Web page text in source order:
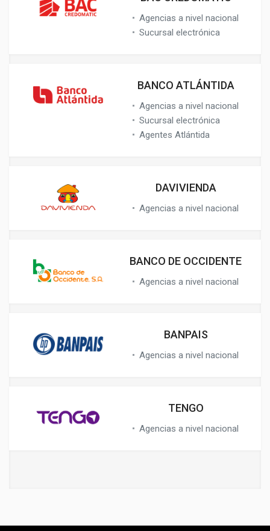
Agencias a nivel nacional
Sucursal electrónica
BANCO ATLÁNTIDA
Agencias a nivel nacional
Sucursal electrónica
Agentes Atlántida
DAVIVIENDA
Agencias a nivel nacional
BANCO DE OCCIDENTE
Agencias a nivel nacional
BANPAIS
Agencias a nivel nacional
TENGO
Agencias a nivel nacional